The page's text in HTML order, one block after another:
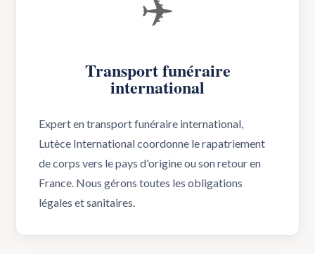
Transport funéraire
international
Expert en transport funéraire international,
Lutèce International coordonne le rapatriement
de corps vers le pays d'origine ou son retour en
France. Nous gérons toutes les obligations
légales et sanitaires.